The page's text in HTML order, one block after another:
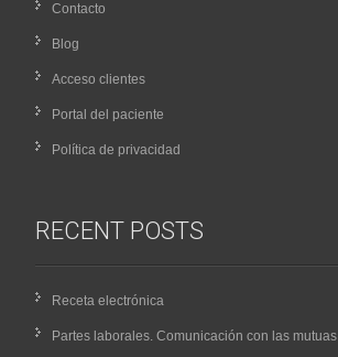
Contacto
Blog
Acceso clientes
Portal del paciente
Política de privacidad
RECENT POSTS
Receta electrónica
Partes laborales. Comunicación con las mutuas